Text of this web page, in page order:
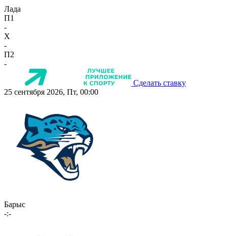
Лада
П1
-
X
-
П2
-
Сделать ставку
25 сентября 2026, Пт, 00:00
Барыс
-:-